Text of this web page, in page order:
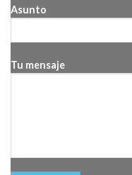
Asunto
Tu mensaje